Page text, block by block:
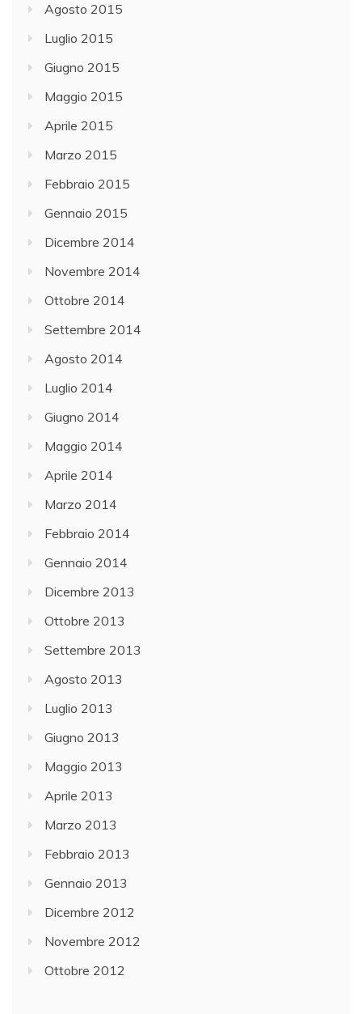
Agosto 2015
Luglio 2015
Giugno 2015
Maggio 2015
Aprile 2015
Marzo 2015
Febbraio 2015
Gennaio 2015
Dicembre 2014
Novembre 2014
Ottobre 2014
Settembre 2014
Agosto 2014
Luglio 2014
Giugno 2014
Maggio 2014
Aprile 2014
Marzo 2014
Febbraio 2014
Gennaio 2014
Dicembre 2013
Ottobre 2013
Settembre 2013
Agosto 2013
Luglio 2013
Giugno 2013
Maggio 2013
Aprile 2013
Marzo 2013
Febbraio 2013
Gennaio 2013
Dicembre 2012
Novembre 2012
Ottobre 2012